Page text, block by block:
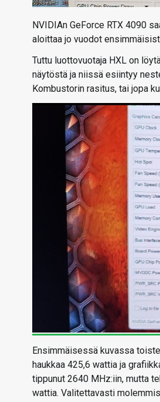
NVIDIAn GeForce RTX 4090
aloittaa jo vuodot
Tuttu luottovuotaja HXL on
näytöstä ja niissä esiintyy
Kombustorin rasitus, tai jopa
Ensimmäisessä kuvassa
haukkaa 425,6 wattia ja
tippunut 2640 MHz:iin, mutta
wattia. Valitettavasti